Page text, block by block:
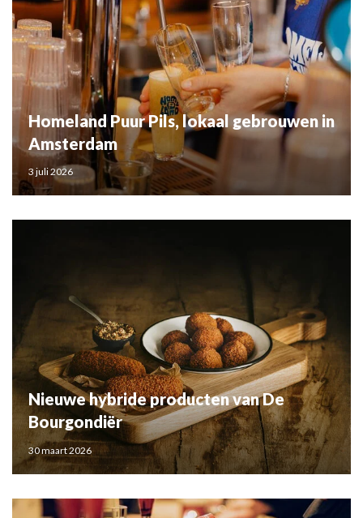
Homeland Puur Pils, lokaal gebrouwen in
Amsterdam
3 juli 2026
Nieuwe hybride producten van De
Bourgondiër
30 maart 2026